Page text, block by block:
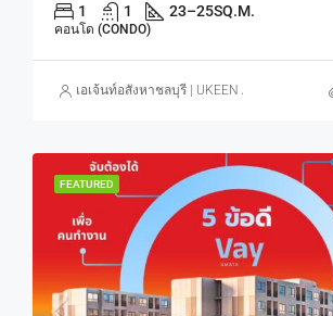
1 1 23–25SQ.M.
คอนโด (CONDO)
เอเจ้นท์อสังหาชลบุรี | UKEEN ASSET CO., LTD.
FEATURED